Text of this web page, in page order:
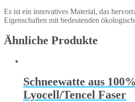
Es ist ein innovatives Material, das
Eigenschaften mit bedeutenden
Ähnliche Produkte
Schneewatte aus
Lyocell/Tencel Faser